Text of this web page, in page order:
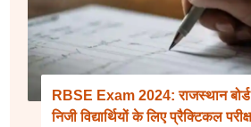
RBSE Exam 2024: राजस्थान बोर्ड
निजी विद्यार्थियों के लिए प्रैक्टिकल